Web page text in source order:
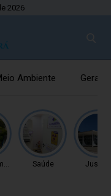
2026
Ambiente Gerais
Saúde Justiça